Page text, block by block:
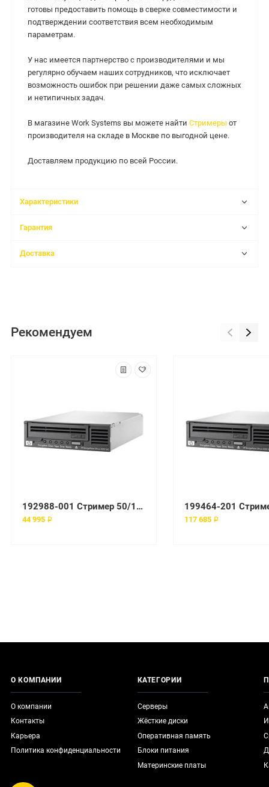
готовы предоставить помощь в сверке совместимости и
подтверждении соответствия всем необходимым
параметрам.
У нас имеется партнерство с производителями и мы
регулярно обучаем наших сотрудников, что исключает
возможность ошибок при решении даже самых сложных
и нетипичных задач.
В магазине Work Systems вы можете найти Стримеры от
производителя на складе в Москве по выгодной цене.
Доставляем продукцию по всей России.
Характеристики
Гарантия
Доставка
Рекомендуем
192988-001 Стример 50/100-GB AIT Library Rdy
44 995 ₽ 117 685 ₽
О КОМПАНИИ
О компании
Контакты
Карьера
Политика конфиденциальности
КАТЕГОРИИ
Серверы
Жёсткие диски
Оперативная память
Блоки питания
Материнские платы